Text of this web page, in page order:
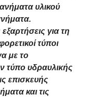
υλικού
για τη
τύποι
με το
τύπο υδραυλικής
επισκευής
και τις